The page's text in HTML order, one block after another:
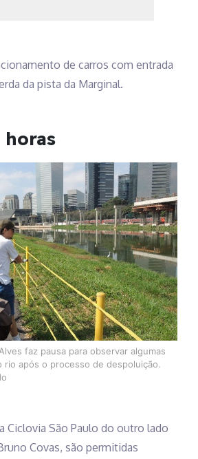
de carros com entrada
da pista da Marginal.
faz pausa para observar algumas
rio após o processo de despoluição.
Ciclovia São Paulo do outro lado
Covas, são permitidas